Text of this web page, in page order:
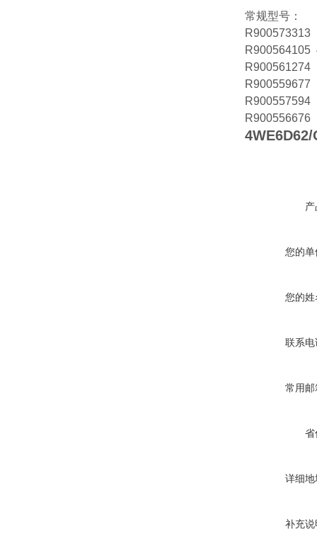
常规型号：
R900573313
R900564105
R900561274
R900556676
您的
您的
联系
常用
省
详细
补充